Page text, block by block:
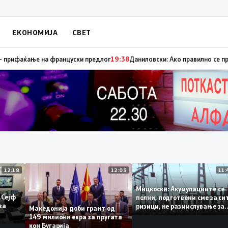
ЕКОНОМИЈА СВЕТ
„мигранти за пари“, така на талогот на СДСМ му пука и
12:18
„Сејф
за
12:03
Македонија доби грант од
149 милиони евра за пругата
кон Бугарија
Мицкоски:
полни, подготвени сме
ризици, не
поскапување на